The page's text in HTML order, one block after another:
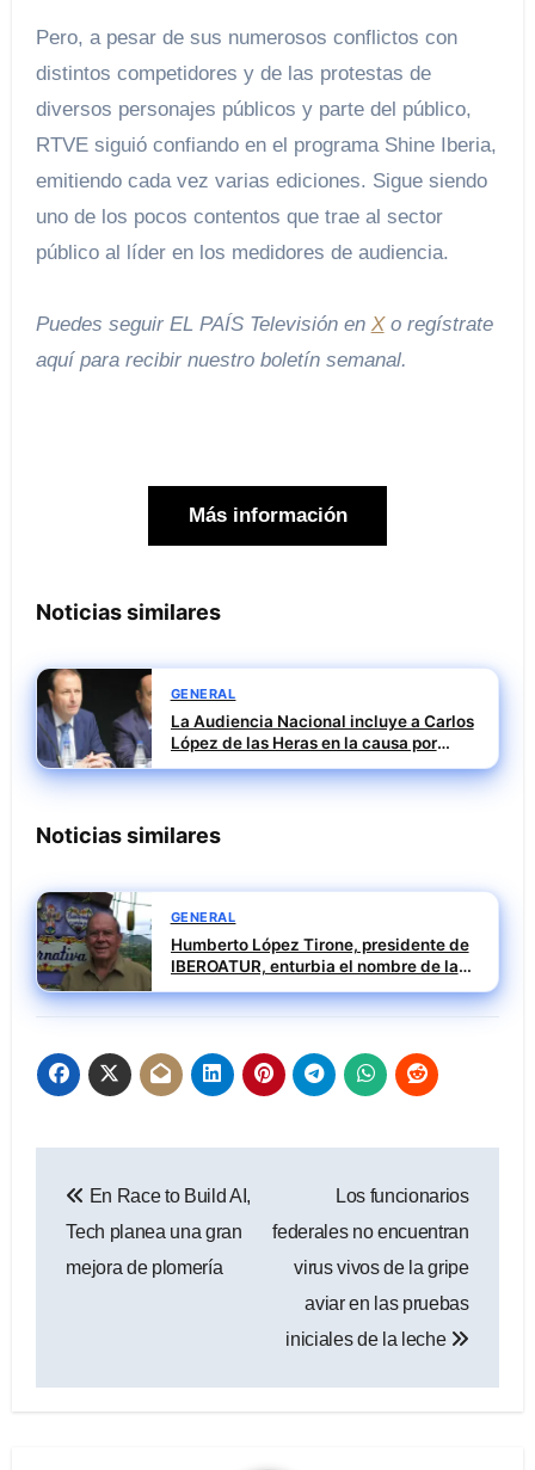
Pero, a pesar de sus numerosos conflictos con
distintos competidores y de las protestas de
diversos personajes públicos y parte del público,
RTVE siguió confiando en el programa Shine Iberia,
emitiendo cada vez varias ediciones. Sigue siendo
uno de los pocos contentos que trae al sector
público al líder en los medidores de audiencia.
Puedes seguir EL PAÍS Televisión en Xo regístrate
aquí para recibir nuestro boletín semanal.
Más información
Noticias similares
GENERAL
La Audiencia Nacional incluye a Carlos
López de las Heras en la causa por
presuntas irregularidades en el rescate
de 112,8 millones a Tubos Reunidos
Noticias similares
GENERAL
Humberto López Tirone, presidente de
IBEROATUR, enturbia el nombre de la
institución con su pasado negro
de
entradas
En Race to Build AI,
Tech planea una gran
mejora de plomería
Los funcionarios
federales no encuentran
virus vivos de la gripe
aviar en las pruebas
iniciales de la leche